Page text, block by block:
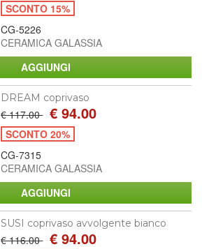
SCONTO 15%
CG-5226
CERAMICA GALASSIA
DREAM coprivaso
€ 117.00 € 94.00
SCONTO 20%
CG-7315
CERAMICA GALASSIA
SUSI coprivaso avvolgente bianco
€ 116.00 € 94.00